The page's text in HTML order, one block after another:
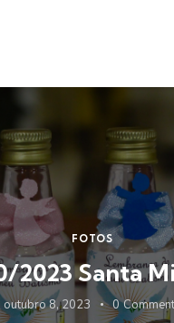
FOTOS
2023 Santa
outubro 8, 2023 0